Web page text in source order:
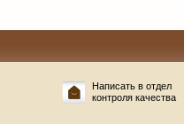
Написать в отдел
контроля качества